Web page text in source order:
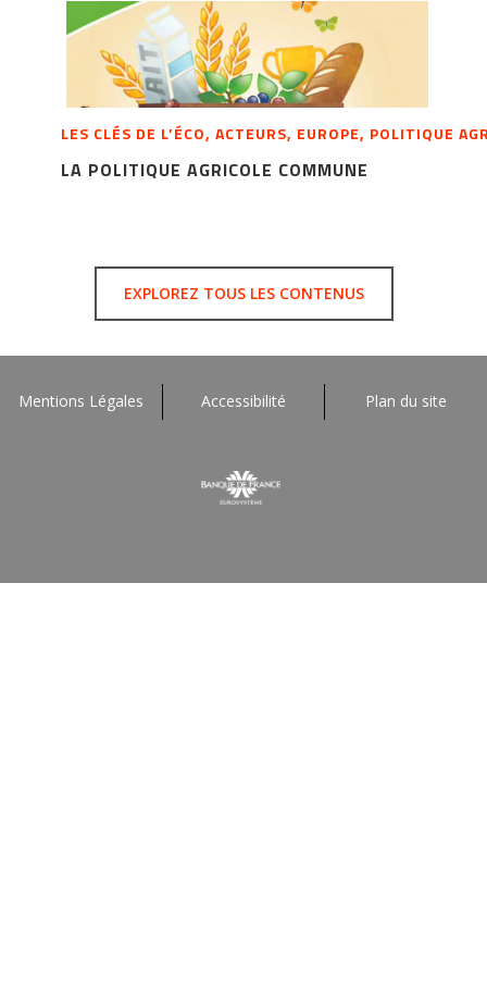
LES CLÉS DE L’ÉCO, ACTEURS, EUROPE, POLITIQUE
LA POLITIQUE AGRICOLE COMMUNE
EXPLOREZ TOUS LES CONTENUS
Mentions Légales Accessibilité Plan du site